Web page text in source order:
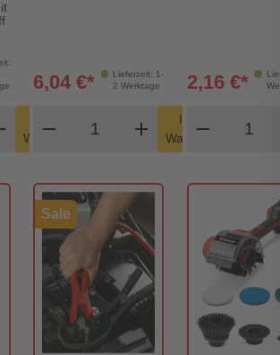
Warenkorb
shopping_cart
Lieferzeit: 1-
2 Werktage
6,04 €*
remove
Produkt Warenkorb
add
In den
Warenkorb
shopping_cart
2,16 €*
remove
Sale